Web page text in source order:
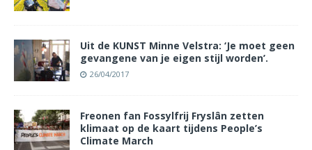
Uit de KUNST Minne Velstra: ‘Je moet geen
gevangene van je eigen stijl worden’.
26/04/2017
Freonen fan Fossylfrij Fryslân zetten
klimaat op de kaart tijdens People’s
Climate March